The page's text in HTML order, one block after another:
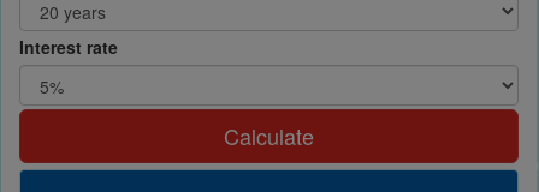
Interest rate
Calculate